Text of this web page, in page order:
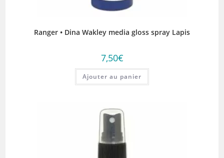
Ranger • Dina Wakley media gloss spray Lapis
7,50€
Ajouter au panier